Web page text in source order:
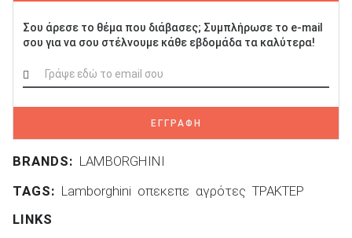
Σου άρεσε το θέμα που διάβασες; Συμπλήρωσε το e-mail
σου για να σου στέλνουμε κάθε εβδομάδα τα καλύτερα!
ΕΓΓΡΑΦΗ
BRANDS: LAMBORGHINI
TAGS: Lamborghini οπεκεπε αγρότες ΤΡΑΚΤΕΡ
LINKS